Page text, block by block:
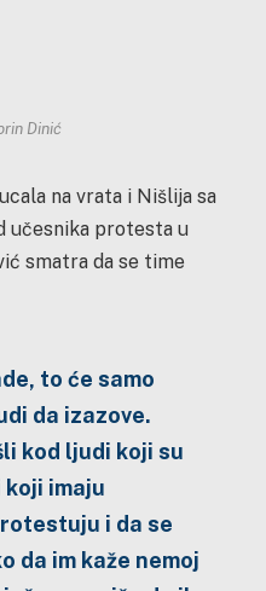
Dinić
na vrata i Nišlija sa
učesnika protesta u
smatra da se time
to će samo
da izazove.
kod ljudi koji su
imaju
i da se
da im kaže nemoj